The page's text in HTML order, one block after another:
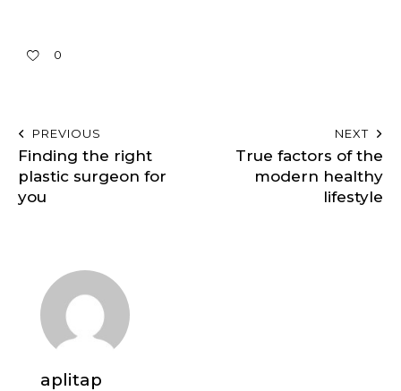
0
PREVIOUS
Finding the right
plastic surgeon for
you
NEXT
True factors of the
modern healthy
lifestyle
aplitap